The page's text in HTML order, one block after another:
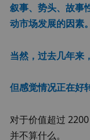
叙事、势头、故事
动市场发展的因素。
当然，过去几年来
但感觉情况正在好
对于价值超过
并不算什么。